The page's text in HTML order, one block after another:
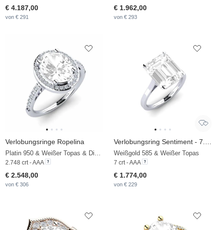
€ 4.187,00
von € 291
€ 1.962,00
von € 293
Verlobungsringe Ropelina
2.748 crt - AAA
€ 2.548,00
von € 306
Weißgold 585 & Weißer Topas
7 crt - AAA
€ 1.774,00
von € 229